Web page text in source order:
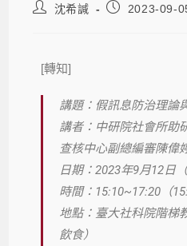
沈希諴 2023-09-
[轉知]
講題：假訊息防治理論
講者：中研院社會所助
查核中心副總編審陳偉
日期：2023年9月12日
時間：15:10~17:20（
地點：臺大社科院階梯
飲食）